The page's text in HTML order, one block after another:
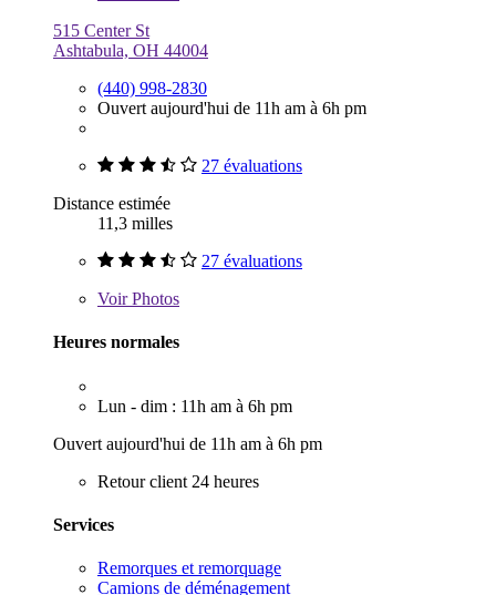
515 Center St
Ashtabula, OH 44004
(440) 998-2830
Ouvert aujourd'hui de 11h am à 6h pm
27 évaluations
Distance estimée
11,3 milles
27 évaluations
VoirPhotos
Heures normales
Lun - dim : 11h am à 6h pm
Ouvert aujourd'hui de 11h am à 6h pm
Retour client 24 heures
Services
Remorques et remorquage
Camions de déménagement